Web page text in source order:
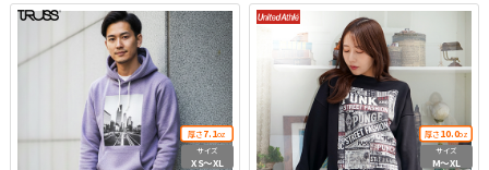
厚さ7.1oz
サイズ
XS〜XL
厚さ10.0oz
サイズ
M〜XL